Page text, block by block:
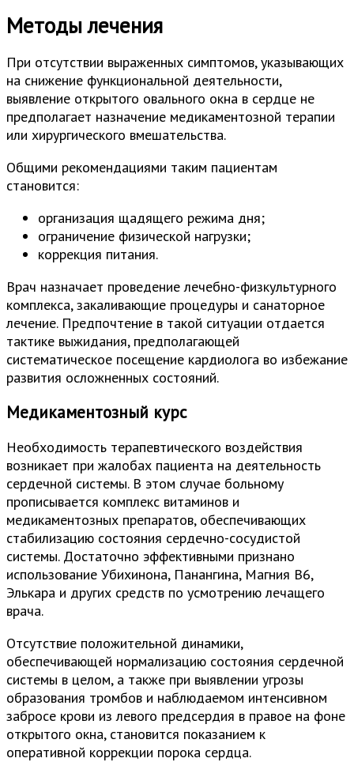
Методы лечения
При отсутствии выраженных симптомов, указывающих
на снижение функциональной деятельности,
выявление открытого овального окна в сердце не
предполагает назначение медикаментозной терапии
или хирургического вмешательства.
Общими рекомендациями таким пациентам
становится:
организация щадящего режима дня;
ограничение физической нагрузки;
коррекция питания.
Врач назначает проведение лечебно-физкультурного
комплекса, закаливающие процедуры и санаторное
лечение. Предпочтение в такой ситуации отдается
тактике выжидания, предполагающей
систематическое посещение кардиолога во избежание
развития осложненных состояний.
Медикаментозный курс
Необходимость терапевтического воздействия
возникает при жалобах пациента на деятельность
сердечной системы. В этом случае больному
прописывается комплекс витаминов и
медикаментозных препаратов, обеспечивающих
стабилизацию состояния сердечно-сосудистой
системы. Достаточно эффективными признано
использование Убихинона, Панангина, Магния В6,
Элькара и других средств по усмотрению лечащего
врача.
Отсутствие положительной динамики,
обеспечивающей нормализацию состояния сердечной
системы в целом, а также при выявлении угрозы
образования тромбов и наблюдаемом интенсивном
забросе крови из левого предсердия в правое на фоне
открытого окна, становится показанием к
оперативной коррекции порока сердца.